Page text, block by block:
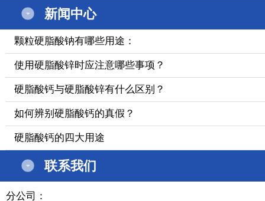
新闻中心
颗粒硬脂酸钠有哪些用途：
使用硬脂酸锌时应注意哪些事项？
硬脂酸钙与硬脂酸锌有什么区别？
如何辨别硬脂酸钙的真假？
硬脂酸钙的四大用途
联系我们
分公司：